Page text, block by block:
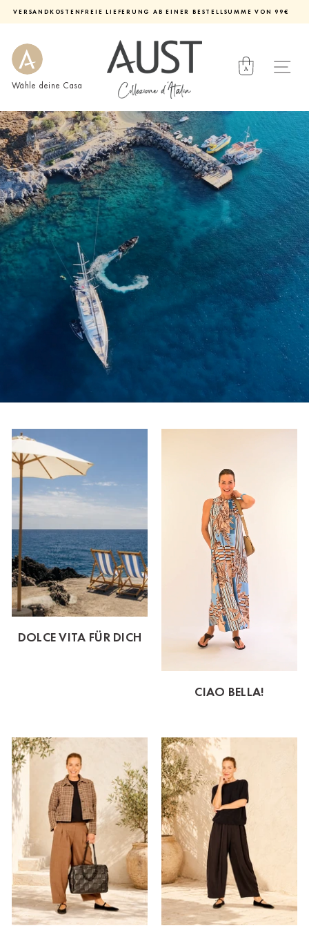
pausieren
VERSANDKOSTENFREIE LIEFERUNG AB EINER BESTELLSUMME VON 99€
Wähle deine Casa
DOLCE VITA FÜR DICH
CIAO BELLA!